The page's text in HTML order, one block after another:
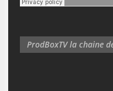
ProdBoxTV la chaine